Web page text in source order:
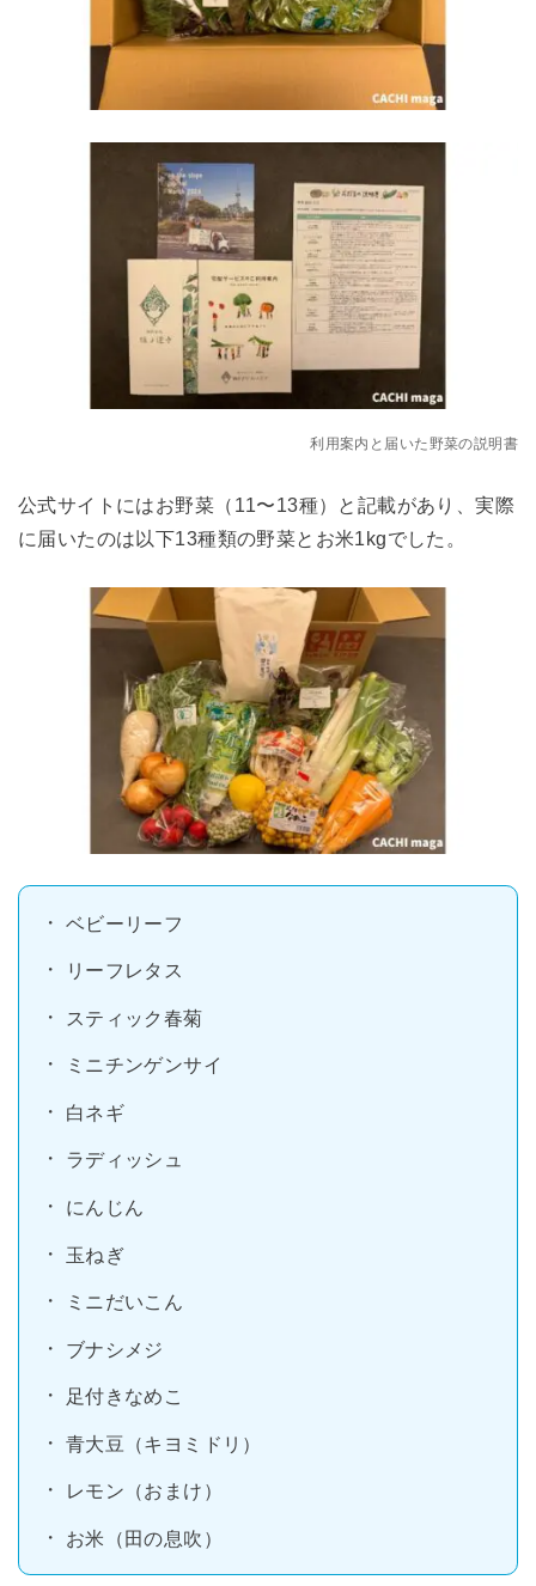
利用案内と届いた野菜の説明書
公式サイトにはお野菜（11〜13種）と記載があり、実際
に届いたのは以下13種類の野菜とお米1kgでした。
ベビーリーフ
リーフレタス
スティック春菊
ミニチンゲンサイ
白ネギ
ラディッシュ
にんじん
玉ねぎ
ミニだいこん
ブナシメジ
足付きなめこ
青大豆（キヨミドリ）
レモン（おまけ）
お米（田の息吹）